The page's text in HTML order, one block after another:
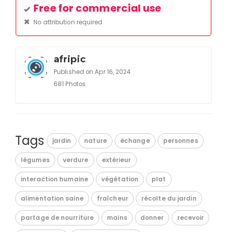
Free for commercial use
No attribution required
afripic
Published on Apr 16, 2024
681 Photos
Tags jardin nature échange personnes
légumes verdure extérieur
interaction humaine végétation plat
alimentation saine fraîcheur récolte du jardin
partage de nourriture mains donner recevoir